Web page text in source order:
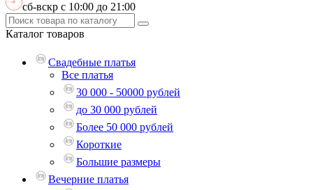
сб-вскр с 10:00 до 21:00
Каталог товаров
Свадебные платья
Все платья
30 000 - 50000 рублей
до 30 000 рублей
Более 50 000 рублей
Короткие
Большие размеры
Вечерние платья